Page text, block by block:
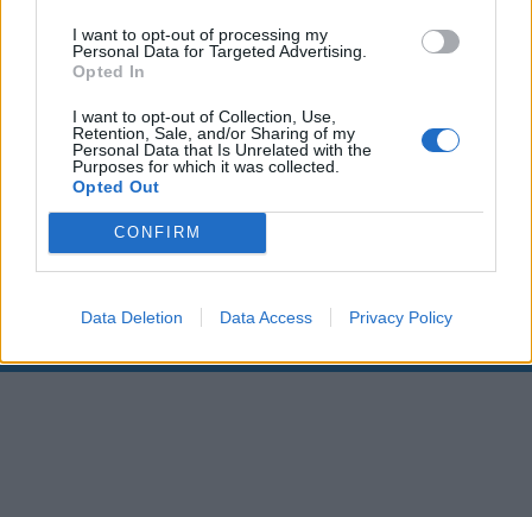
I want to opt-out of processing my
Personal Data for Targeted Advertising.
Opted In
I want to opt-out of Collection, Use,
Retention, Sale, and/or Sharing of my
Personal Data that Is Unrelated with the
Purposes for which it was collected.
Opted Out
CONFIRM
Data Deletion Data Access Privacy Policy
00:00 01:16
Leonardo Maria Del Vecchio dall'ex compagna
in ospedale. Le dichiarazioni ai giornalisti